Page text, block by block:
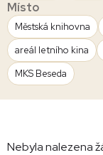
Místo
Městská knihovna
areál letního kina
MKS Beseda
Nebyla nalezena